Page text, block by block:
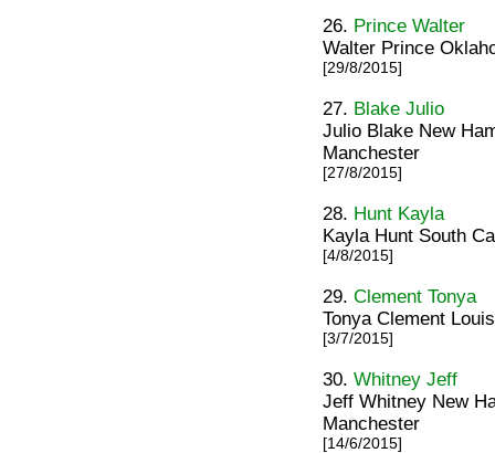
26. Prince Walter
Walter Prince
[29/8/2015]
27. Blake Julio
Julio Blake New
Manchester
[27/8/2015]
28. Hunt Kayla
Kayla Hunt South
[4/8/2015]
29.Clement Tonya
Tonya Clement
[3/7/2015]
30.Whitney Jeff
Jeff Whitney New
Manchester
[14/6/2015]